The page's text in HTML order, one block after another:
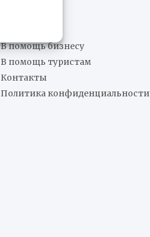
В помощь бизнесу
В помощь туристам
Контакты
Политика конфиденциальности